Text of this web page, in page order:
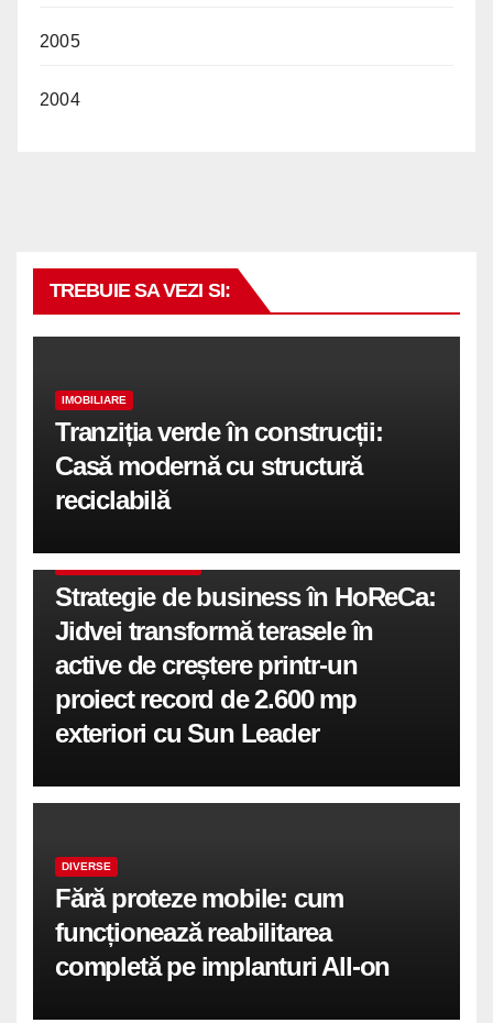
2005
2004
TREBUIE SA VEZI SI:
IMOBILIARE
Tranziția verde în construcții:
Casă modernă cu structură
reciclabilă
Strategie de business în HoReCa:
Jidvei transformă terasele în
active de creștere printr-un
proiect record de 2.600 mp
exteriori cu Sun Leader
DIVERSE
Fără proteze mobile: cum
funcționează reabilitarea
completă pe implanturi All-on